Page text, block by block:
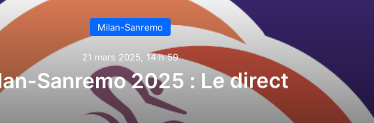
Milan-Sanremo
21 mars 2025, 14 h 59
Sanremo 2025 : Le direct